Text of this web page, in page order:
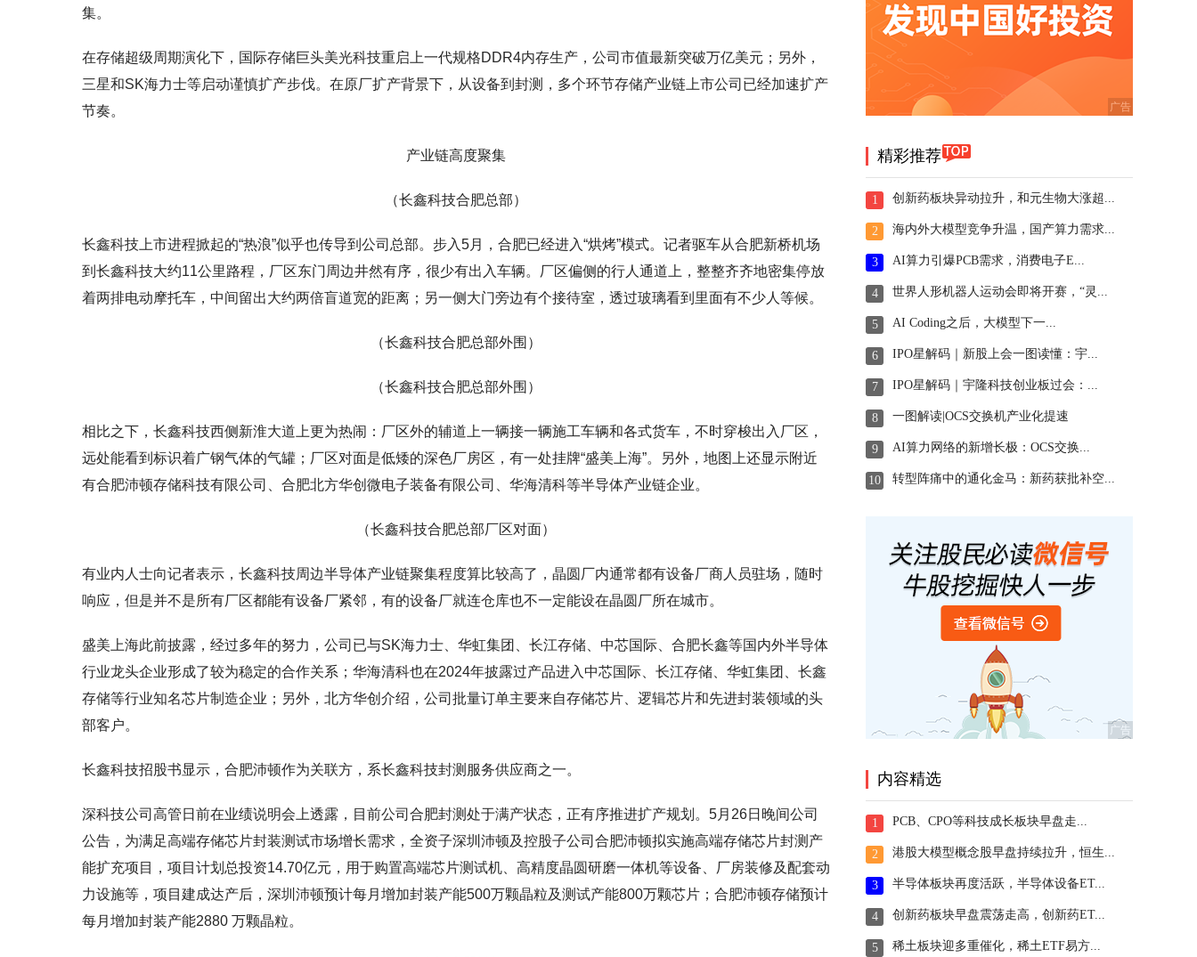
集。
在存储超级周期演化下，国际存储巨头美光科技重启上一代规格DDR4内存生产，公司市值最新突破万亿美元；另外，
三星和SK海力士等启动谨慎扩产步伐。在原厂扩产背景下，从设备到封测，多个环节存储产业链上市公司已经加速扩产
节奏。
产业链高度聚集
（长鑫科技合肥总部）
长鑫科技上市进程掀起的“热浪”似乎也传导到公司总部。步入5月，合肥已经进入“烘烤”模式。记者驱车从合肥新桥机场
到长鑫科技大约11公里路程，厂区东门周边井然有序，很少有出入车辆。厂区偏侧的行人通道上，整整齐齐地密集停放
着两排电动摩托车，中间留出大约两倍盲道宽的距离；另一侧大门旁边有个接待室，透过玻璃看到里面有不少人等候。
（长鑫科技合肥总部外围）
（长鑫科技合肥总部外围）
相比之下，长鑫科技西侧新淮大道上更为热闹：厂区外的辅道上一辆接一辆施工车辆和各式货车，不时穿梭出入厂区，
远处能看到标识着广钢气体的气罐；厂区对面是低矮的深色厂房区，有一处挂牌“盛美上海”。另外，地图上还显示附近
有合肥沛顿存储科技有限公司、合肥北方华创微电子装备有限公司、华海清科等半导体产业链企业。
（长鑫科技合肥总部厂区对面）
有业内人士向记者表示，长鑫科技周边半导体产业链聚集程度算比较高了，晶圆厂内通常都有设备厂商人员驻场，随时
响应，但是并不是所有厂区都能有设备厂紧邻，有的设备厂就连仓库也不一定能设在晶圆厂所在城市。
盛美上海此前披露，经过多年的努力，公司已与SK海力士、华虹集团、长江存储、中芯国际、合肥长鑫等国内外半导体
行业龙头企业形成了较为稳定的合作关系；华海清科也在2024年披露过产品进入中芯国际、长江存储、华虹集团、长鑫
存储等行业知名芯片制造企业；另外，北方华创介绍，公司批量订单主要来自存储芯片、逻辑芯片和先进封装领域的头
部客户。
长鑫科技招股书显示，合肥沛顿作为关联方，系长鑫科技封测服务供应商之一。
深科技公司高管日前在业绩说明会上透露，目前公司合肥封测处于满产状态，正有序推进扩产规划。5月26日晚间公司
公告，为满足高端存储芯片封装测试市场增长需求，全资子深圳沛顿及控股子公司合肥沛顿拟实施高端存储芯片封测产
能扩充项目，项目计划总投资14.70亿元，用于购置高端芯片测试机、高精度晶圆研磨一体机等设备、厂房装修及配套动
力设施等，项目建成达产后，深圳沛顿预计每月增加封装产能500万颗晶粒及测试产能800万颗芯片；合肥沛顿存储预计
每月增加封装产能2880 万颗晶粒。
精彩推荐
1 创新药板块异动拉升，和元生物大涨超...
2 海内外大模型竞争升温，国产算力需求...
3 AI算力引爆PCB需求，消费电子E...
4 世界人形机器人运动会即将开赛，“灵...
5 AI Coding之后，大模型下一...
6 IPO星解码｜新股上会一图读懂：宇...
7 IPO星解码｜宇隆科技创业板过会：...
8 一图解读|OCS交换机产业化提速
9 AI算力网络的新增长极：OCS交换...
10 转型阵痛中的通化金马：新药获批补空...
内容精选
1 PCB、CPO等科技成长板块早盘走...
2 港股大模型概念股早盘持续拉升，恒生...
3 半导体板块再度活跃，半导体设备ET...
4 创新药板块早盘震荡走高，创新药ET...
5 稀土板块迎多重催化，稀土ETF易方...